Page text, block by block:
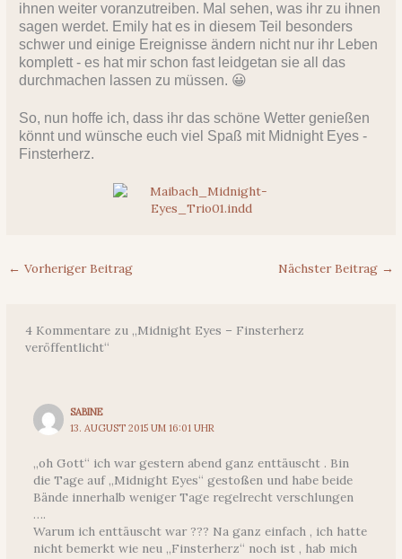
ihnen weiter voranzutreiben. Mal sehen, was ihr zu ihnen
sagen werdet. Emily hat es in diesem Teil besonders
schwer und einige Ereignisse ändern nicht nur ihr Leben
komplett - es hat mir schon fast leidgetan sie all das
durchmachen lassen zu müssen. 😀
So, nun hoffe ich, dass ihr das schöne Wetter genießen
könnt und wünsche euch viel Spaß mit Midnight Eyes -
Finsterherz.
← Vorheriger Beitrag Nächster Beitrag →
4 Kommentare zu „Midnight Eyes – Finsterherz
veröffentlicht“
SABINE
13. AUGUST 2015 UM 16:01 UHR
„oh Gott“ ich war gestern abend ganz enttäuscht . Bin
die Tage auf „Midnight Eyes“ gestoßen und habe beide
Bände innerhalb weniger Tage regelrecht verschlungen
….
Warum ich enttäuscht war ??? Na ganz einfach , ich hatte
nicht bemerkt wie neu „Finsterherz“ noch ist , hab mich